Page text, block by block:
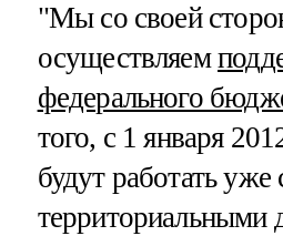
"Мы со своей
осуществляем
федерального
того, с 1 января
будут работать уже